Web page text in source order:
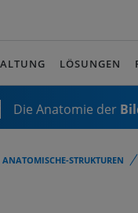
LÖSUNGEN
Die Anatomie der
ANATOMISCHE-STRUKTUREN